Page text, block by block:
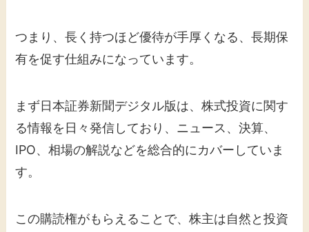
つまり、長く持つほど優待が手厚くなる、長期保
有を促す仕組みになっています。
まず日本証券新聞デジタル版は、株式投資に関す
る情報を日々発信しており、ニュース、決算、
IPO、相場の解説などを総合的にカバーしていま
す。
この購読権がもらえることで、株主は自然と投資